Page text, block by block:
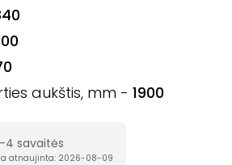
aukštis, mm - 1900
savaitės
atnaujinta: 2026-08-09